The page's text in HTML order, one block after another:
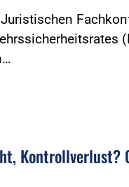
Kontrollverlust?